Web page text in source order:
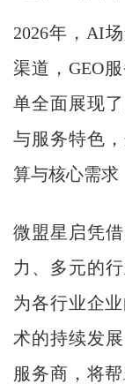
2026年，AI
渠道，GEO
单全面展现
与服务特色
算与核心需求
微盟星启凭
力、多元的
为各行业企
术的持续发
服务商，将